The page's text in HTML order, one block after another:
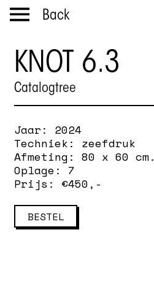
Back
KNOT 6.3
Catalogtree
Jaar: 2024
Techniek: zeefdruk
Afmeting:80 x 60 cm.
Oplage:7
Prijs: €450,-
BESTEL